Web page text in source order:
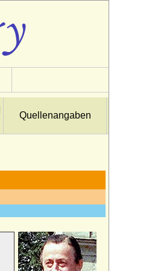
Quellenangaben